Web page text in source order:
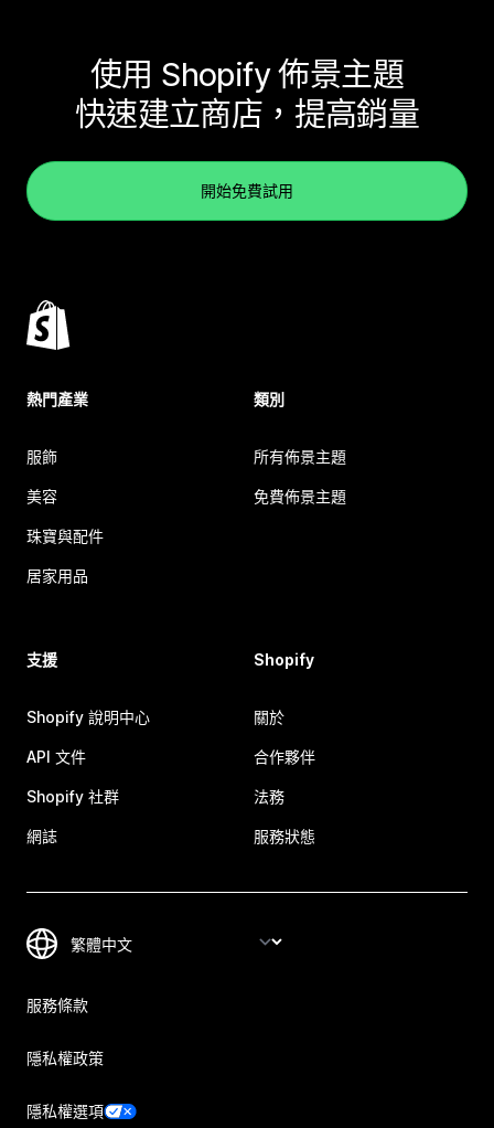
使用 Shopify 佈景主題
快速建立商店，提高銷量
開始免費試用
熱門產業
服飾
美容
珠寶與配件
居家用品
類別
所有佈景主題
免費佈景主題
支援
Shopify 說明中心
API 文件
Shopify 社群
網誌
Shopify
關於
合作夥伴
法務
服務狀態
服務條款
隱私權政策
隱私權選項